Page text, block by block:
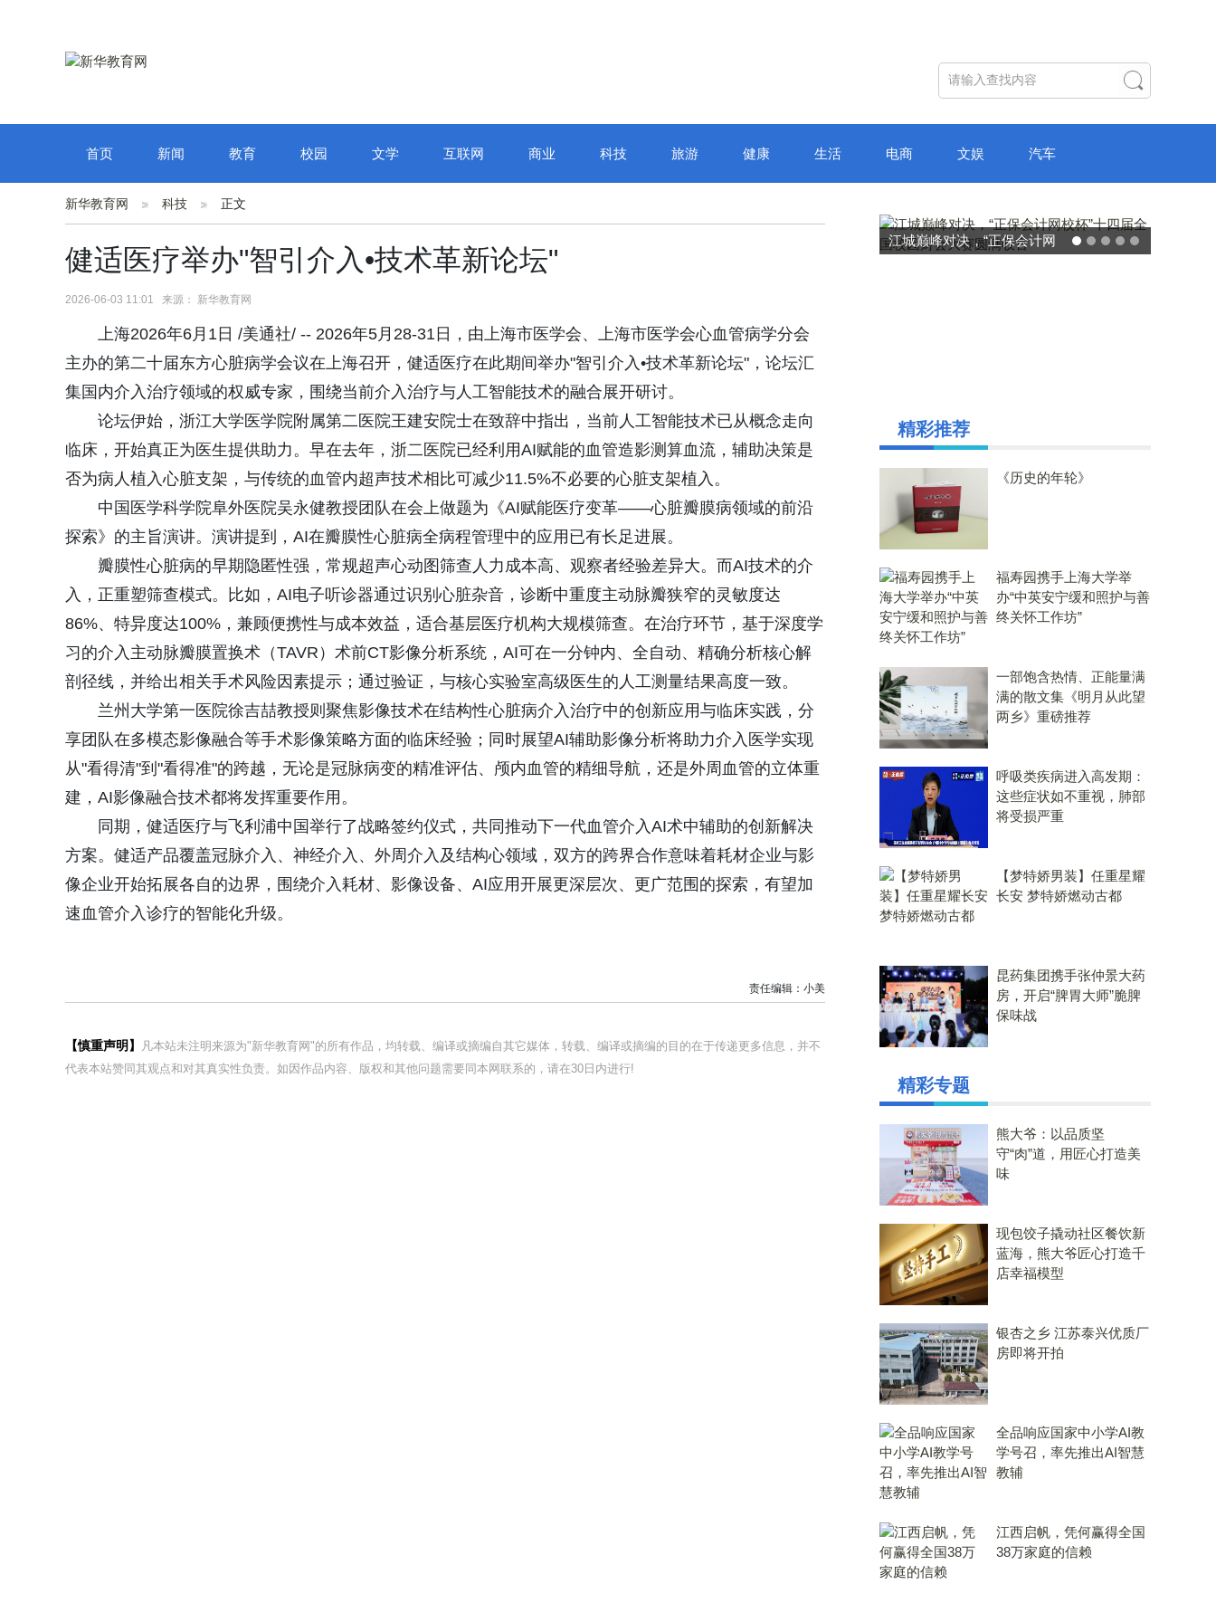
首页 新闻 教育 校园 文学 互联网 商业 科技 旅游 健康 生活 电商 文娱 汽车
新华教育网 科技 正文
健适医疗举办"智引介入•技术革新论坛"
2026-06-03 11:01 来源： 新华教育网
上海2026年6月1日 /美通社/ -- 2026年5月28-31日，由上海市医学会、上海市医学会心血管病学分会
主办的第二十届东方心脏病学会议在上海召开，健适医疗在此期间举办"智引介入•技术革新论坛"，论坛汇
集国内介入治疗领域的权威专家，围绕当前介入治疗与人工智能技术的融合展开研讨。
论坛伊始，浙江大学医学院附属第二医院王建安院士在致辞中指出，当前人工智能技术已从概念走向
临床，开始真正为医生提供助力。早在去年，浙二医院已经利用AI赋能的血管造影测算血流，辅助决策是
否为病人植入心脏支架，与传统的血管内超声技术相比可减少11.5%不必要的心脏支架植入。
中国医学科学院阜外医院吴永健教授团队在会上做题为《AI赋能医疗变革——心脏瓣膜病领域的前沿
探索》的主旨演讲。演讲提到，AI在瓣膜性心脏病全病程管理中的应用已有长足进展。
瓣膜性心脏病的早期隐匿性强，常规超声心动图筛查人力成本高、观察者经验差异大。而AI技术的介
入，正重塑筛查模式。比如，AI电子听诊器通过识别心脏杂音，诊断中重度主动脉瓣狭窄的灵敏度达
86%、特异度达100%，兼顾便携性与成本效益，适合基层医疗机构大规模筛查。在治疗环节，基于深度学
习的介入主动脉瓣膜置换术（TAVR）术前CT影像分析系统，AI可在一分钟内、全自动、精确分析核心解
剖径线，并给出相关手术风险因素提示；通过验证，与核心实验室高级医生的人工测量结果高度一致。
兰州大学第一医院徐吉喆教授则聚焦影像技术在结构性心脏病介入治疗中的创新应用与临床实践，分
享团队在多模态影像融合等手术影像策略方面的临床经验；同时展望AI辅助影像分析将助力介入医学实现
从"看得清"到"看得准"的跨越，无论是冠脉病变的精准评估、颅内血管的精细导航，还是外周血管的立体重
建，AI影像融合技术都将发挥重要作用。
同期，健适医疗与飞利浦中国举行了战略签约仪式，共同推动下一代血管介入AI术中辅助的创新解决
方案。健适产品覆盖冠脉介入、神经介入、外周介入及结构心领域，双方的跨界合作意味着耗材企业与影
像企业开始拓展各自的边界，围绕介入耗材、影像设备、AI应用开展更深层次、更广范围的探索，有望加
速血管介入诊疗的智能化升级。
责任编辑：小美
【慎重声明】
凡本站未注明来源为"新华教育网"的所有作品，均转载、编译或摘编自其它媒体，转载、编译或摘编的目的在于传递更多信息，并不
代表本站赞同其观点和对其真实性负责。如因作品内容、版权和其他问题需要同本网联系的，请在30日内进行!
江城巅峰对决，“正保会计网
精彩推荐
《历史的年轮》
福寿园携手上海大学举
办“中英安宁缓和照护与善
终关怀工作坊”
一部饱含热情、正能量满
满的散文集《明月从此望
两乡》重磅推荐
呼吸类疾病进入高发期：
这些症状如不重视，肺部
将受损严重
【梦特娇男装】任重星耀
长安 梦特娇燃动古都
昆药集团携手张仲景大药
房，开启“脾胃大师”脆脾
保味战
精彩专题
熊大爷：以品质坚
守“肉”道，用匠心打造美
味
现包饺子撬动社区餐饮新
蓝海，熊大爷匠心打造千
店幸福模型
银杏之乡 江苏泰兴优质厂
房即将开拍
全品响应国家中小学AI教
学号召，率先推出AI智慧
教辅
江西启帆，凭何赢得全国
38万家庭的信赖